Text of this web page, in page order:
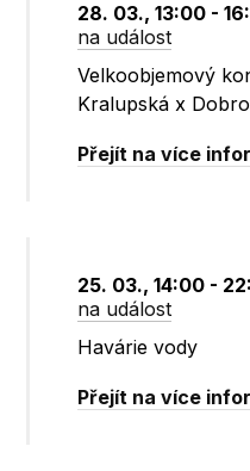
28. 03., 13:00 -
na událost
Velkoobjemový
Kralupská x
Přejít na více
25. 03., 14:00 -
na událost
Havárie vody
Přejít na více